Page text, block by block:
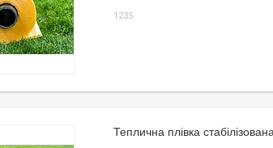
1235
Теплична плівка